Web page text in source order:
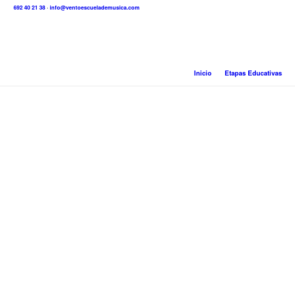
692 40 21 38· info@ventoescuelademusica.com
Inicio Etapas Educativas